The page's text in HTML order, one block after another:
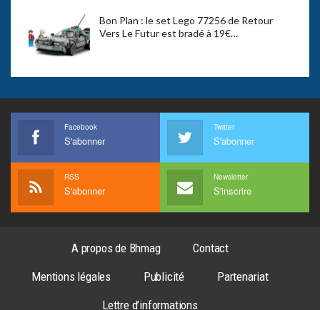
Bon Plan : le set Lego 77256 de Retour
Vers Le Futur est bradé à 19€…
Facebook
S'abonner
Twitter
S'abonner
RSS
S'abonner
Newsletter
S'inscrire
A propos de Bhmag
Contact
Mentions légales
Publicité
Partenariat
Lettre d’informations